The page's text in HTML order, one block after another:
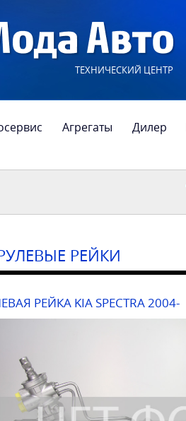
ТЕХНИЧЕСКИЙ ЦЕНТР
Агрегаты Дилер
РЕЙКИ
РЕЙКА KIA SPECTRA 2004-